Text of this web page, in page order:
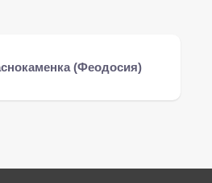
(Феодосия)